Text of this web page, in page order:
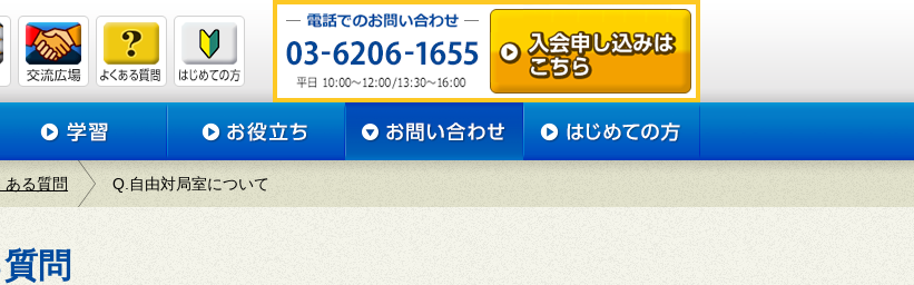
ある質問 Q.自由対局室について
問